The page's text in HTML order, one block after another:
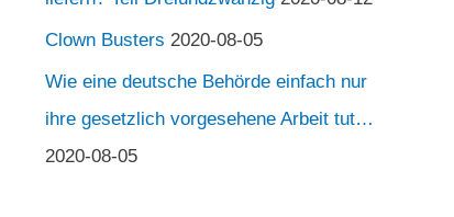
Clown Busters 2020-08-05
Wie eine deutsche Behörde einfach nur
ihre gesetzlich vorgesehene Arbeit tut…
2020-08-05